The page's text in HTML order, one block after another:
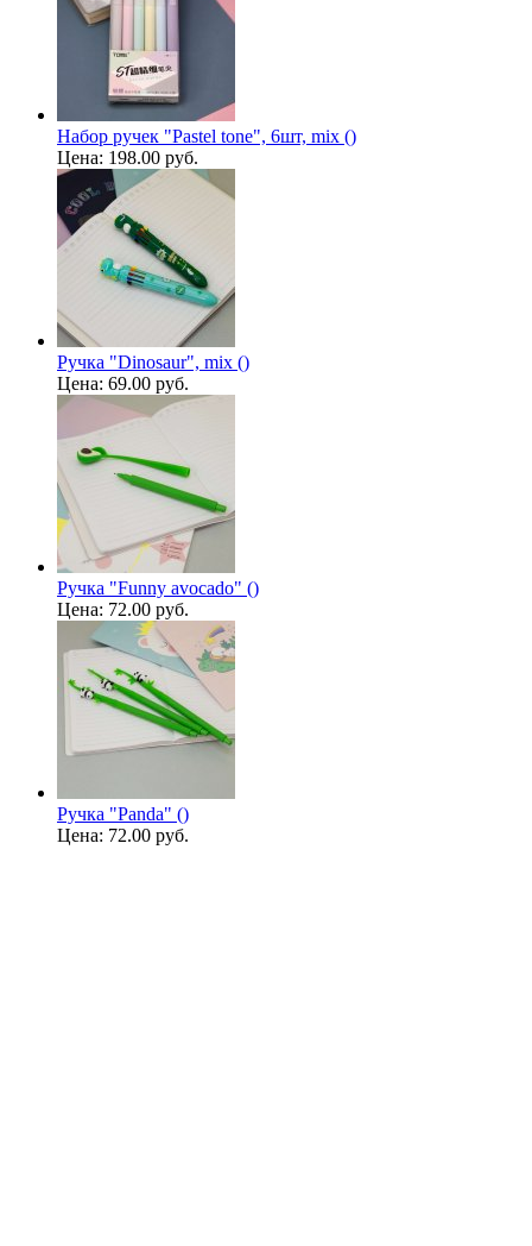
Набор ручек "Pastel tone", 6шт, mix ()
Цена: 198.00 руб.
Ручка "Dinosaur", mix ()
Цена: 69.00 руб.
Ручка "Funny avocado" ()
Цена: 72.00 руб.
Ручка "Panda" ()
Цена: 72.00 руб.